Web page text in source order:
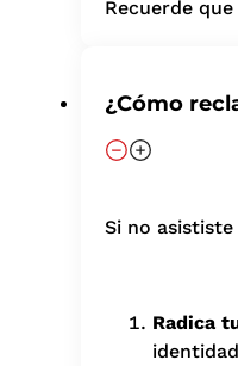
Recuerde
¿Cómo
Si no
Radica